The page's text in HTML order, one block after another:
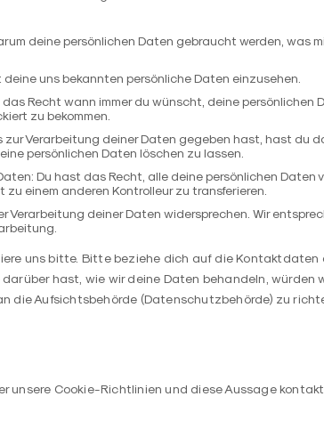
deine persönlichen Daten gebraucht werden, was
uns bekannten persönliche Daten einzusehen.
Recht wann immer du wünscht, deine persönlichen
zu bekommen.
zur Verarbeitung deiner Daten gegeben hast, hast du
persönlichen Daten löschen zu lassen.
Du hast das Recht, alle deine persönlichen Daten
einem anderen Kontrolleur zu transferieren.
Verarbeitung deiner Daten widersprechen. Wir
uns bitte. Bitte beziehe dich auf die Kontaktdaten
hast, wie wir deine Daten behandeln, würden
die Aufsichtsbehörde (Datenschutzbehörde) zu
unsere Cookie-Richtlinien und diese Aussage